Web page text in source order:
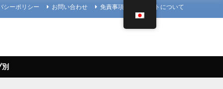
シーポリシー お問い合わせ 免責事項 当サイトについて